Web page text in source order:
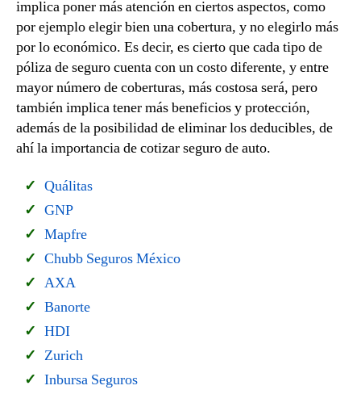
implica poner más atención en ciertos aspectos, como
por ejemplo elegir bien una cobertura, y no elegirlo más
por lo económico. Es decir, es cierto que cada tipo de
póliza de seguro cuenta con un costo diferente, y entre
mayor número de coberturas, más costosa será, pero
también implica tener más beneficios y protección,
además de la posibilidad de eliminar los deducibles, de
ahí la importancia de cotizar seguro de auto.
Quálitas
GNP
Mapfre
Chubb Seguros México
AXA
Banorte
HDI
Zurich
Inbursa Seguros